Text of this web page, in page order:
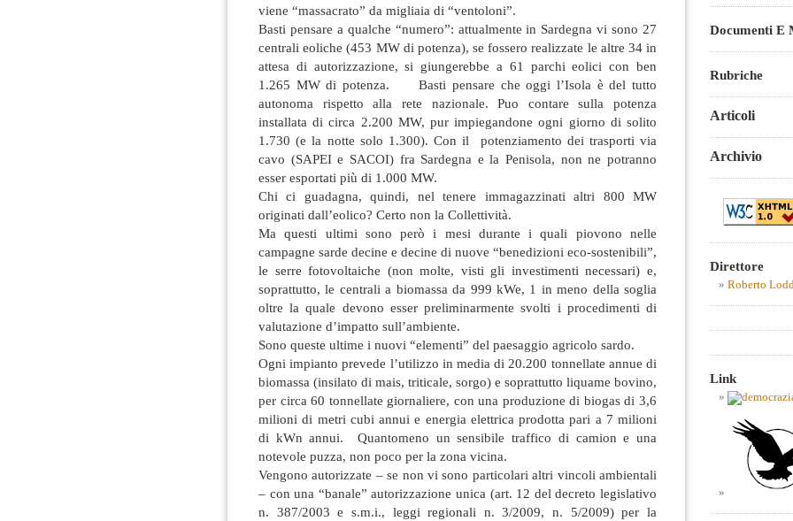
viene “massacrato” da migliaia di “ventoloni”.
Basti pensare a qualche “numero”: attualmente in Sardegna vi sono 27
centrali eoliche (453 MW di potenza), se fossero realizzate le altre 34 in
attesa di autorizzazione, si giungerebbe a 61 parchi eolici con ben
1.265 MW di potenza. Basti pensare che oggi l’Isola è del tutto
autonoma rispetto alla rete nazionale. Puo contare sulla potenza
installata di circa 2.200 MW, pur impiegandone ogni giorno di solito
1.730 (e la notte solo 1.300). Con il potenziamento dei trasporti via
cavo (SAPEI e SACOI) fra Sardegna e la Penisola, non ne potranno
esser esportati più di 1.000 MW.
Chi ci guadagna, quindi, nel tenere immagazzinati altri 800 MW
originati dall’eolico? Certo non la Collettività.
Ma questi ultimi sono però i mesi durante i quali piovono nelle
campagne sarde decine e decine di nuove “benedizioni eco-sostenibili”,
le serre fotovoltaiche (non molte, visti gli investimenti necessari) e,
soprattutto, le centrali a biomassa da 999 kWe, 1 in meno della soglia
oltre la quale devono esser preliminarmente svolti i procedimenti di
valutazione d’impatto sull’ambiente.
Sono queste ultime i nuovi “elementi” del paesaggio agricolo sardo.
Ogni impianto prevede l’utilizzo in media di 20.200 tonnellate annue di
biomassa (insilato di mais, triticale, sorgo) e soprattutto liquame bovino,
per circa 60 tonnellate giornaliere, con una produzione di biogas di 3,6
milioni di metri cubi annui e energia elettrica prodotta pari a 7 milioni
di kWn annui. Quantomeno un sensibile traffico di camion e una
notevole puzza, non poco per la zona vicina.
Vengono autorizzate – se non vi sono particolari altri vincoli ambientali
– con una “banale” autorizzazione unica (art. 12 del decreto legislativo
n. 387/2003 e s.m.i., leggi regionali n. 3/2009, n. 5/2009) per la
Documenti E
Rubriche
Articoli
Archivio
Direttore
Roberto
Link